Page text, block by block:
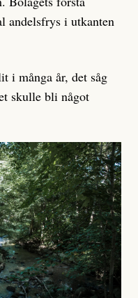
andelsfrys i utkanten
i många år, det såg
skulle bli något